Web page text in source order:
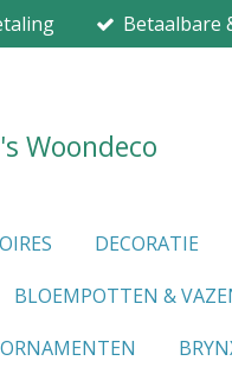
Betaalbare
Woondeco
DECORATIE
BLOEMPOTTEN &
ORNAMENTEN